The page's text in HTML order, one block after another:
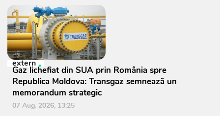
extern
Gaz lichefiat din SUA prin România spre
Republica Moldova: Transgaz semnează un
memorandum strategic
07 Aug. 2026, 13:25